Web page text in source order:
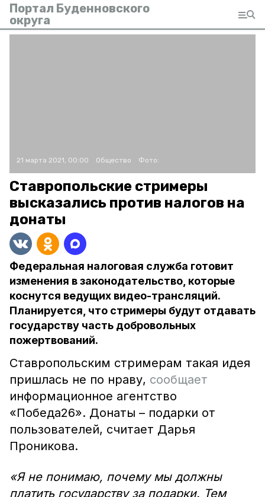
Портал Буденновского
округа
21 марта 2021, 00:00 Общество Фото:
Ставропольские стримеры
высказались против налогов на
донаты
Федеральная налоговая служба готовит
изменения в законодательство, которые
коснутся ведущих видео-трансляций.
Планируется, что стримеры будут отдавать
государству часть добровольных
пожертвований.
Ставропольским стримерам такая идея
пришлась не по нраву, сообщает
информационное агентство
«Победа26». Донаты – подарки от
пользователей, считает Дарья
Проникова.
«Я не понимаю, почему мы должны
платить государству за подарки. Тем